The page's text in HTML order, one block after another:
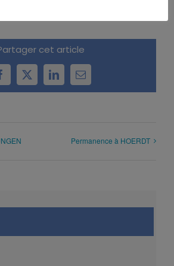
cet article
Facebook
X LinkedInEmail
Permanence à HOERDT